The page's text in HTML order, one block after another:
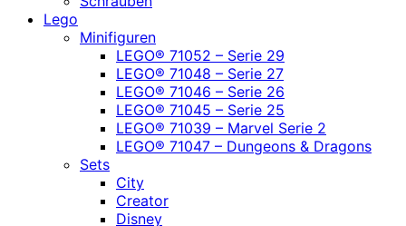
Lego
Minifiguren
LEGO® 71052 – Serie 29
LEGO® 71048 – Serie 27
LEGO® 71046 – Serie 26
LEGO® 71045 – Serie 25
LEGO® 71039 – Marvel Serie 2
LEGO® 71047 – Dungeons & Dragons
Sets
City
Creator
Disney